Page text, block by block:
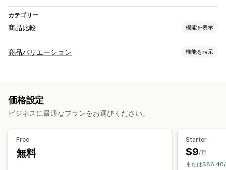
カテゴリー
商品比較 機能を表示
比較ツール
相違点をハイライト
ドラッグ&ドロップエディタ
カスタムCSS
色とフォント
商品バリエーション 機能を表示
ファイルのアップロード
カスタムCSS カスタムHTML サイズ表 プレビュー
価格設定
ビジネスに最適なプランをお選びください。
Free
無料
Starter
$9/月
または